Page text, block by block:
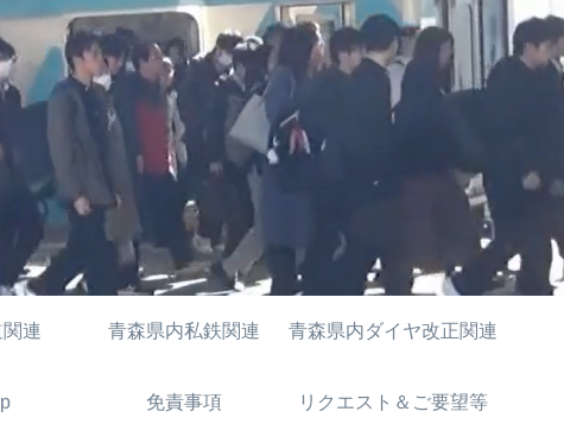
連 青森県内私鉄関連 青森県内ダイヤ改正関連
免責事項 リクエスト＆ご要望等